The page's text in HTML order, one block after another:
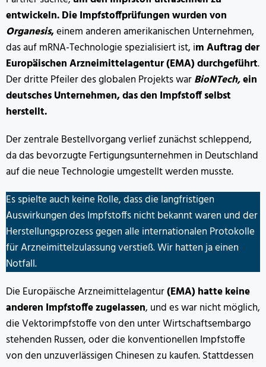
entwickeln. Die Impfstoffprüfungen wurden von
Organesis,einem anderen amerikanischen Unternehmen,
das auf mRNA-Technologie spezialisiert ist, im Auftrag der
Europäischen Arzneimittelagentur (EMA) durchgeführt.
Der dritte Pfeiler des globalen Projekts warBioNTech,ein
deutsches Unternehmen, das den Impfstoff selbst
herstellt.
Der zentrale Bestellvorgang verlief zunächst schleppend,
da das bevorzugte Fertigungsunternehmen in Deutschland
auf die neue Technologie umgestellt werden musste.
Es spielte auch keine Rolle, dass die langfristigen
Auswirkungen des Impfstoffs nicht bekannt waren und der
Herstellungsprozess gegen alle internationalen Protokolle
für Arzneimittelzulassung verstieß. Wir hatten ja einen
Notfall.
Die Europäische Arzneimittelagentur(EMA) hatte keine
anderen Impfstoffe zugelassen, und es war nicht möglich,
die Vektorimpfstoffe von den unter Wirtschaftsembargo
stehenden Russen, oder die konventionellen Impfstoffe
von den unzuverlässigen Chinesen zu kaufen. Stattdessen